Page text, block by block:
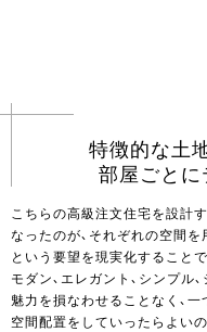
特徴的な土
部屋ごと
こちらの高級注文住宅を設計
なったのが、それぞれの空間
という要望を現実化することで
モダン、エレガント、シンプル
魅力を損なわせることなく、
空間配置をしていったらよい